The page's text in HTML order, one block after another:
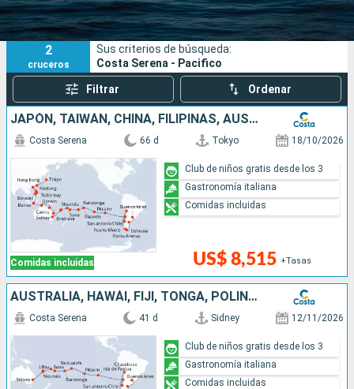
Buscar
2
cruceros
Sus criterios de búsqueda:
Costa Serena - Pacifico
Filtrar Ordenar
JAPÓN, TAIWÁN, CHINA, FILIPINAS, AUSTRALIA, HAWÁI, FIJI, TONGA, POLINESIA, CHILE, ARGENTINA
Comidas incluidas
Costa Serena 66 d Tokyo 18/10/2026
US$ 8,515 +Tasas
Club de niños gratis desde los 3
Gastronomía italiana
Comidas incluidas
AUSTRALIA, HAWÁI, FIJI, TONGA, POLINESIA, CHILE, ARGENTINA
Costa Serena 41 d Sidney 12/11/2026
Club de niños gratis desde los 3
Gastronomía italiana
Comidas incluidas